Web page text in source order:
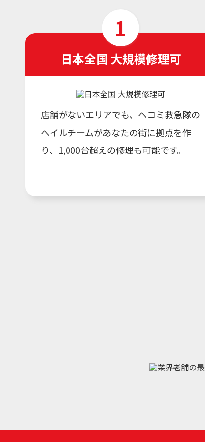
日本全国 大規模修理可
店舗がないエリアでも、ヘコミ救急隊の
へイルチームがあなたの街に拠点を作
り、1,000台超えの修理も可能です。